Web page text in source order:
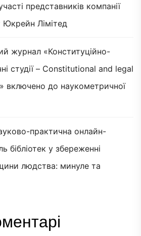
представників компанії
Юкрейн Лімітед
журнал «Конституційно-
студії – Constitutional and legal
включено до наукометричної
практична онлайн-
бібліотек у збереженні
людства: минуле та